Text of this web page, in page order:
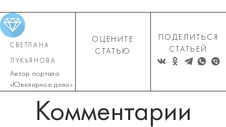
СВЕТЛАНА
ЛУКЬЯНОВА
Автор портала
«Ювелирное дело»
ОЦЕНИТЕ
СТАТЬЮ
ПОДЕЛИТЬСЯ
СТАТЬЕЙ
Комментарии